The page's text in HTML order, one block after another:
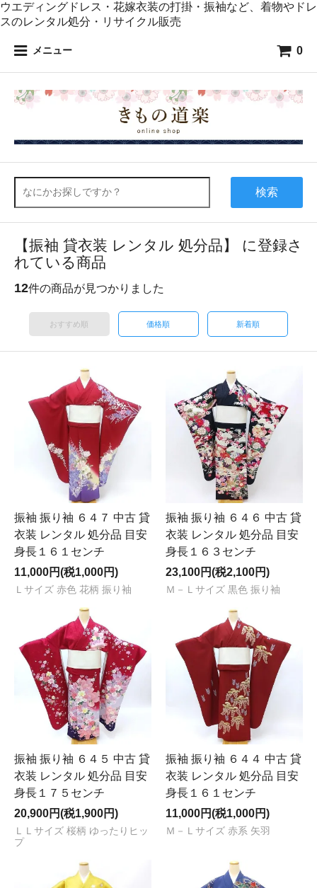
ウエディングドレス・花嫁衣装の打掛・振袖など、着物やドレ
スのレンタル処分・リサイクル販売
メニュー 0
検索
【振袖 貸衣装 レンタル 処分品】 に登録さ
れている商品
12件の商品が見つかりました
おすすめ順 価格順 新着順
振袖 振り袖 ６４７ 中古 貸
衣装 レンタル 処分品 目安
身長１６１センチ
11,000円(税1,000円)
Ｌサイズ 赤色 花柄 振り袖
振袖 振り袖 ６４６ 中古 貸
衣装 レンタル 処分品 目安
身長１６３センチ
23,100円(税2,100円)
Ｍ－Ｌサイズ 黒色 振り袖
振袖 振り袖 ６４５ 中古 貸
衣装 レンタル 処分品 目安
身長１７５センチ
20,900円(税1,900円)
ＬＬサイズ 桜柄 ゆったりヒッ
プ
振袖 振り袖 ６４４ 中古 貸
衣装 レンタル 処分品 目安
身長１６１センチ
11,000円(税1,000円)
Ｍ－Ｌサイズ 赤系 矢羽